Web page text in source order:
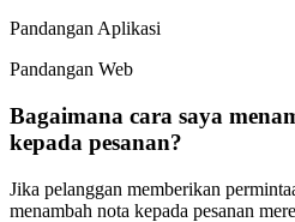
Pandangan Aplikasi
Pandangan Web
Bagaimana cara saya
kepada pesanan?
Jika pelanggan memberikan
menambah nota kepada pesanan